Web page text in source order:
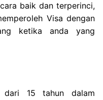
baik dan terperinci,
Visa dengan
ketika anda yang
dari 15 tahun dalam